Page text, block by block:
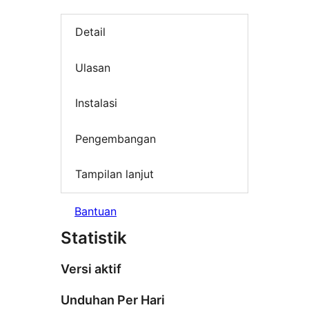
Detail
Ulasan
Instalasi
Pengembangan
Tampilan lanjut
Bantuan
Statistik
Versi aktif
Unduhan Per Hari